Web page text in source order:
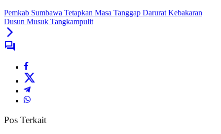
Pemkab Sumbawa Tetapkan Masa Tanggap Darurat Kebakaran
Dusun Musuk Tangkampulit
Pos Terkait